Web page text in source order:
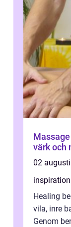
Massage i
värk och
02
inspiration
Healing
vila, inre
Genom